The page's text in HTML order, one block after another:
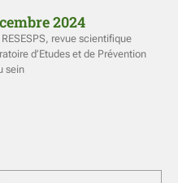
2024
revue scientifique
d’Etudes et de Prévention
sein